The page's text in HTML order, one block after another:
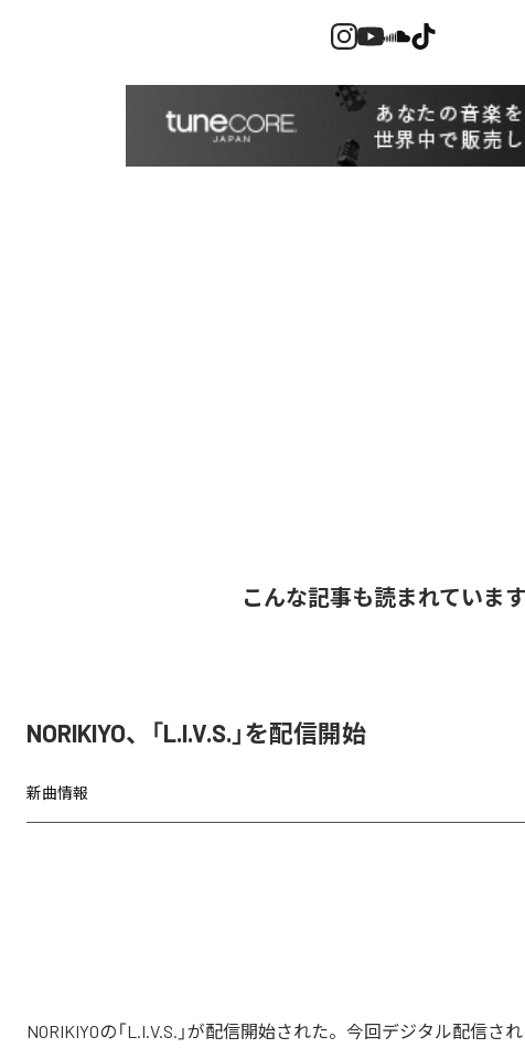
こんな記事も読まれています
NORIKIYO、「L.I.V.S.」を配信開始
新曲情報
NORIKIYOの「L.I.V.S.」が配信開始された。今回デジタル配信さ